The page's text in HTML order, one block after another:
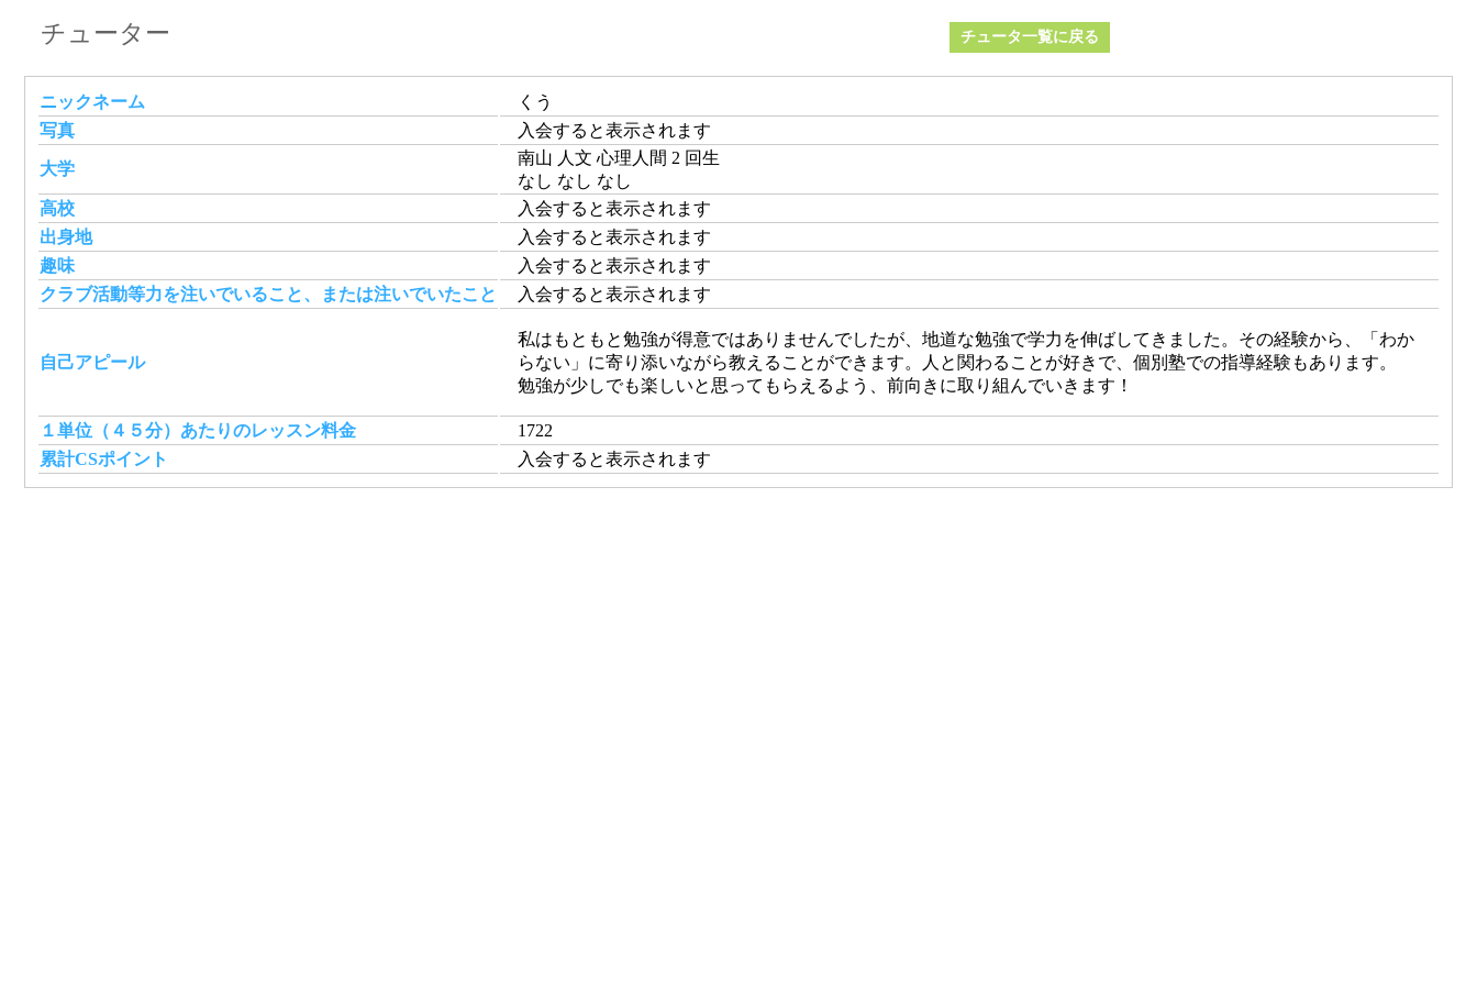
チューター チュータ一覧に戻る
ニックネーム
くう
写真
入会すると表示されます
大学
南山 人文 心理人間 2 回生
なし なし なし
高校
入会すると表示されます
出身地
入会すると表示されます
趣味
入会すると表示されます
クラブ活動等力を注いでいること、または注いでいたこと
入会すると表示されます
自己アピール
私はもともと勉強が得意ではありませんでしたが、地道な勉強で学力を伸ばしてきました。その経験から、「わか
らない」に寄り添いながら教えることができます。人と関わることが好きで、個別塾での指導経験もあります。
勉強が少しでも楽しいと思ってもらえるよう、前向きに取り組んでいきます！
１単位（４５分）あたりのレッスン料金
1722
累計CSポイント
入会すると表示されます